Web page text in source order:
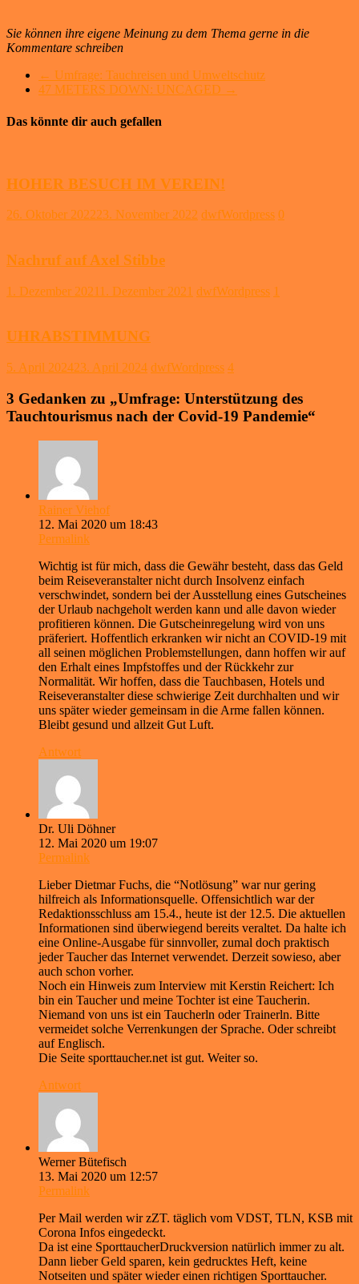
Sie können ihre eigene Meinung zu dem Thema gerne in die
Kommentare schreiben
← Umfrage: Tauchreisen und Umweltschutz
47 METERS DOWN: UNCAGED →
Das könnte dir auch gefallen
HOHER BESUCH IM VEREIN!
26. Oktober 202223. November 2022 dwfWordpress 0
Nachruf auf Axel Stibbe
1. Dezember 2021 1. Dezember 2021 dwfWordpress 1
UHRABSTIMMUNG
5. April 202423. April 2024 dwfWordpress 4
3 Gedanken zu „Umfrage: Unterstützung des
Tauchtourismus nach der Covid-19 Pandemie“
Rainer Viehof
12. Mai 2020 um 18:43
Permalink
Wichtig ist für mich, dass die Gewähr besteht, dass das Geld
beim Reiseveranstalter nicht durch Insolvenz einfach
verschwindet, sondern bei der Ausstellung eines Gutscheines
der Urlaub nachgeholt werden kann und alle davon wieder
profitieren können. Die Gutscheinregelung wird von uns
präferiert. Hoffentlich erkranken wir nicht an COVID-19 mit
all seinen möglichen Problemstellungen, dann hoffen wir auf
den Erhalt eines Impfstoffes und der Rückkehr zur
Normalität. Wir hoffen, dass die Tauchbasen, Hotels und
Reiseveranstalter diese schwierige Zeit durchhalten und wir
uns später wieder gemeinsam in die Arme fallen können.
Bleibt gesund und allzeit Gut Luft.
Antwort
Dr. Uli Döhner
12. Mai 2020 um 19:07
Permalink
Lieber Dietmar Fuchs, die “Notlösung” war nur gering
hilfreich als Informationsquelle. Offensichtlich war der
Redaktionsschluss am 15.4., heute ist der 12.5. Die aktuellen
Informationen sind überwiegend bereits veraltet. Da halte ich
eine Online-Ausgabe für sinnvoller, zumal doch praktisch
jeder Taucher das Internet verwendet. Derzeit sowieso, aber
auch schon vorher.
Noch ein Hinweis zum Interview mit Kerstin Reichert: Ich
bin ein Taucher und meine Tochter ist eine Taucherin.
Niemand von uns ist ein Taucherln oder Trainerln. Bitte
vermeidet solche Verrenkungen der Sprache. Oder schreibt
auf Englisch.
Die Seite sporttaucher.net ist gut. Weiter so.
Antwort
Werner Bütefisch
13. Mai 2020 um 12:57
Permalink
Per Mail werden wir zZT. täglich vom VDST, TLN, KSB mit
Corona Infos eingedeckt.
Da ist eine SporttaucherDruckversion natürlich immer zu alt.
Dann lieber Geld sparen, kein gedrucktes Heft, keine
Notseiten und später wieder einen richtigen Sporttaucher.